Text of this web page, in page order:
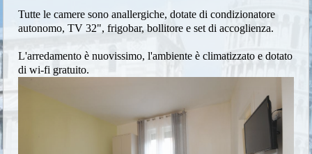
Tutte le camere sono anallergiche, dotate di condizionatore
autonomo, TV 32", frigobar, bollitore e set di accoglienza.
L'arredamento è nuovissimo, l'ambiente è climatizzato e dotato
di wi-fi gratuito.